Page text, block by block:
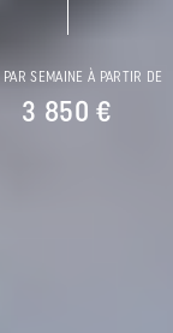
PAR SEMAINE À PARTIR DE
3 850 €